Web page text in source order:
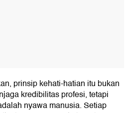
prinsip kehati-hatian itu bukan
kredibilitas profesi, tetapi
nyawa manusia. Setiap